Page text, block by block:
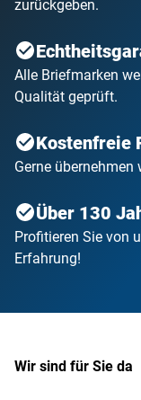
zurückgeben.
Alle Briefmarken
Qualität geprüft.
Kostenfreie
Gerne
Über 130
Profitieren Sie von
Erfahrung!
Wir sind für Sie da